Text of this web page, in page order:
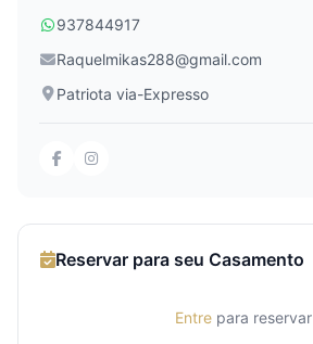
937844917
Raquelmikas288@gmail.com
Patriota via-Expresso
Reservar para seu Casamento
Entre para reservar